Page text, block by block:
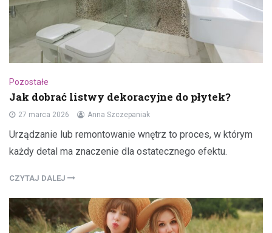
Pozostałe
Jak dobrać listwy dekoracyjne do płytek?
27 marca 2026 Anna Szczepaniak
Urządzanie lub remontowanie wnętrz to proces, w którym
każdy detal ma znaczenie dla ostatecznego efektu.
CZYTAJ DALEJ